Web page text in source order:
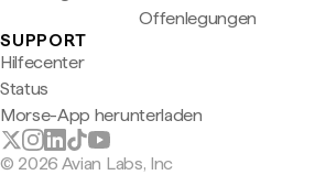
Offenlegungen
SUPPORT
Hilfecenter
Status
Morse-App herunterladen
© 2026 Avian Labs, Inc